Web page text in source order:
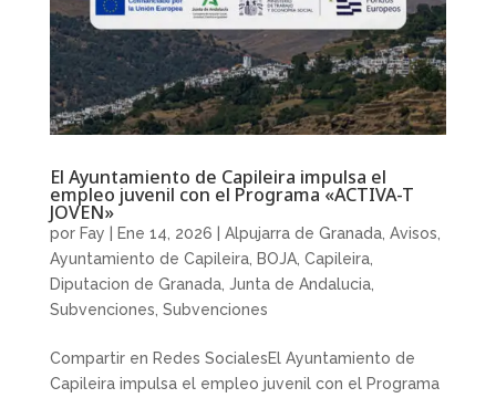
El Ayuntamiento de Capileira impulsa el
empleo juvenil con el Programa «ACTIVA-T
JOVEN»
por Fay Ene 14, 2026 Alpujarra de Granada, Avisos
Ayuntamiento de Capileira, BOJA, Capileira,
Diputacion de Granada, Junta de Andalucia,
Subvenciones Subvenciones
Compartir en Redes SocialesEl Ayuntamiento de
Capileira impulsa el empleo juvenil con el Programa